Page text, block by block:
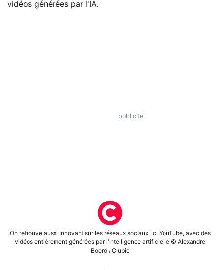
vidéos générées par l'IA.
On retrouve aussi Innovant sur les réseaux sociaux, ici YouTube, avec des
vidéos entièrement générées par l'intelligence artificielle © Alexandre
Boero / Clubic